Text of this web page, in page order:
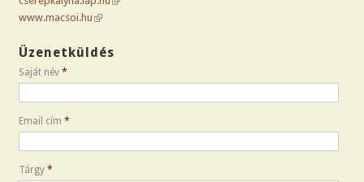
www.macsoi.hu (link is external)
Üzenetküldés
Saját név*
Email cím*
Tárgy*